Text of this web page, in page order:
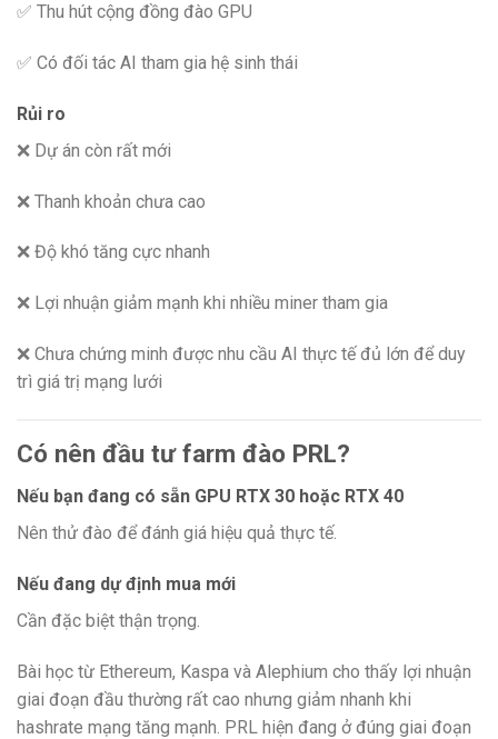
✅ Thu hút cộng đồng đào GPU
✅ Có đối tác AI tham gia hệ sinh thái
Rủi ro
❌ Dự án còn rất mới
❌ Thanh khoản chưa cao
❌ Độ khó tăng cực nhanh
❌ Lợi nhuận giảm mạnh khi nhiều miner tham gia
❌ Chưa chứng minh được nhu cầu AI thực tế đủ lớn để duy
trì giá trị mạng lưới
Có nên đầu tư farm đào PRL?
Nếu bạn đang có sẵn GPU RTX 30 hoặc RTX 40
Nên thử đào để đánh giá hiệu quả thực tế.
Nếu đang dự định mua mới
Cần đặc biệt thận trọng.
Bài học từ Ethereum, Kaspa và Alephium cho thấy lợi nhuận
giai đoạn đầu thường rất cao nhưng giảm nhanh khi
hashrate mạng tăng mạnh. PRL hiện đang ở đúng giai đoạn